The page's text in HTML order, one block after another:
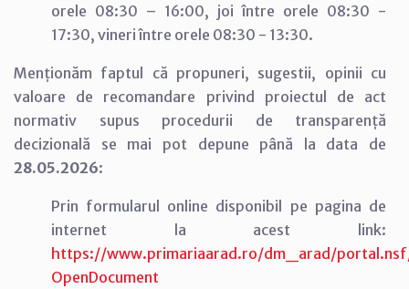
orele 08:30 – 16:00, joi între orele 08:30 -
17:30, vineri între orele 08:30 - 13:30.
Menționăm faptul că propuneri, sugestii, opinii cu
valoare de recomandare privind proiectul de act
normativ supus procedurii de transparență
decizională se mai pot depune până la data de
28.05.2026:
Prin formularul online disponibil pe pagina de
internet la acest link:
https://www.primariaarad.ro/dm_arad/portal.nsf/
OpenDocument